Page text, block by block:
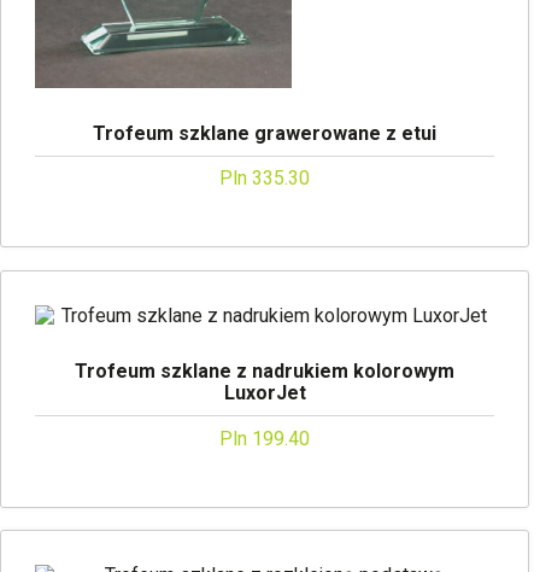
Trofeum szklane grawerowane z etui
Pln 335.30
Trofeum szklane z nadrukiem kolorowym
LuxorJet
Pln 199.40